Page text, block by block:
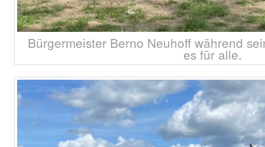
Bürgermeister Berno Neuhoff während
es für alle.